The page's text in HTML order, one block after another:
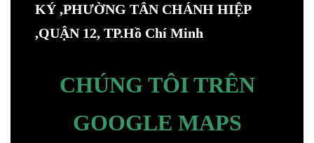
KÝ ,PHƯỜNG TÂN CHÁNH HIỆP
,QUẬN 12, TP.Hồ Chí Minh
CHÚNG TÔI TRÊN
GOOGLE MAPS